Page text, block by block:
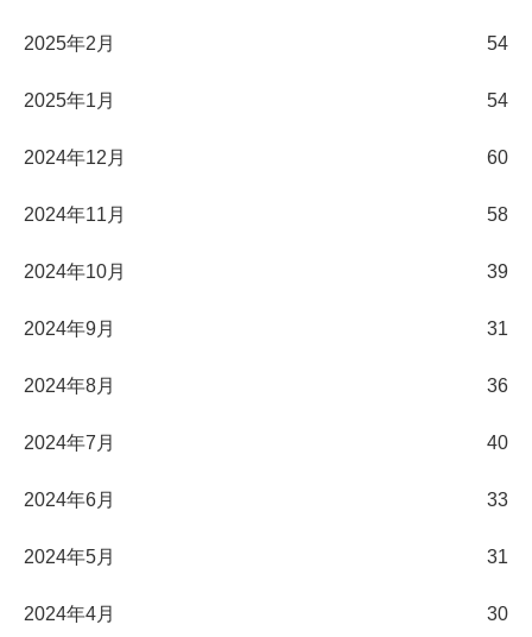
2025年2月 54
2025年1月 54
2024年12月 60
2024年11月 58
2024年10月 39
2024年9月 31
2024年8月 36
2024年7月 40
2024年6月 33
2024年5月 31
2024年4月 30